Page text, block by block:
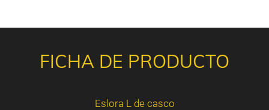
FICHA DE PRODUCTO
Eslora L de casco